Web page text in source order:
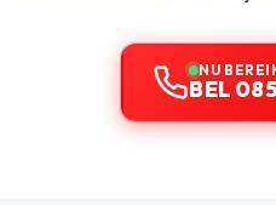
NU
BEL